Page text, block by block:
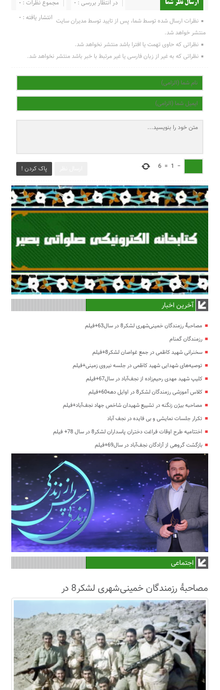
ارسال نظر شما مجموع نظرات : 0
در انتظار بررسی : 0
انتشار یافته : 0 نظرات ارسال شده توسط شما، پس از تایید توسط مدیران سایت
منتشر خواهد شد.
نظراتی که حاوی تهمت یا افترا باشد منتشر نخواهد شد.
نظراتی که به غیر از زبان فارسی یا غیر مرتبط با خبر باشد منتشر نخواهد شد.
پاک کردن ! −
1
=
6
آخرین اخبار
مصاحبۀ رزمندگان خمینی‌شهری لشکر8 در سال63+فیلم
رزمندگان گمنام
سخنرانی شهید کاظمی در جمع غواصان لشکر8+فیلم
توصیه‌های شهدایی شهید کاظمی در جلسه نیروی زمینی+فیلم
کلیپ شهید مهدی رحیم‌زاده از نجف‌آباد در سال67+فیلم
کلاس آموزشی رزمندگان لشکر8 در اوایل دهه60+فیلم
مصاحبه بیژن زنگنه در تشییع شهیدان شاخص جهاد نجف‌آباد+فیلم
تکرار جلسات نمایشی و بی فایده در نجف آباد
اختتامیه طرح اوقات فراغت دختران پاسداران لشکر8 در سال 78+ فیلم
بازگشت گروهی از آزادگان نجف‌آباد در سال69+فیلم
اجتماعی
مصاحبۀ رزمندگان خمینی‌شهری لشکر8 در
سال63+فیلم